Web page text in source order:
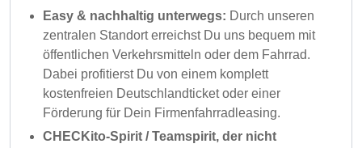
Easy & nachhaltig unterwegs: Durch unseren
zentralen Standort erreichst Du uns bequem mit
öffentlichen Verkehrsmitteln oder dem Fahrrad.
Dabei profitierst Du von einem komplett
kostenfreien Deutschlandticket oder einer
Förderung für Dein Firmenfahrradleasing.
CHECKito-Spirit / Teamspirit, der nicht